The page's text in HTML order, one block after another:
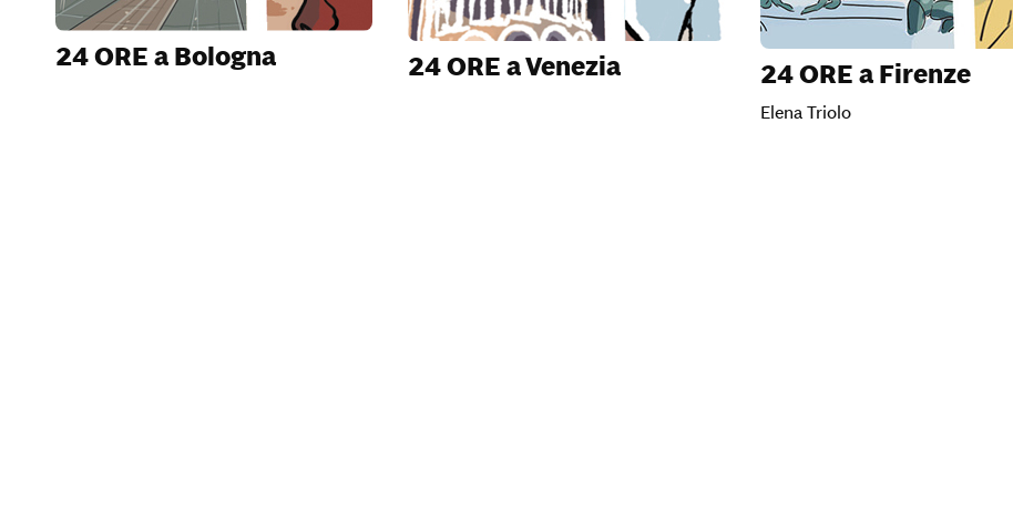
24 ORE a Bologna 24 ORE a Venezia 24 ORE a Firenze
Elena Triolo